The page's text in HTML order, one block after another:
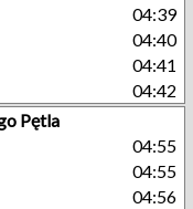
04:39
04:40
04:41
04:42
Pętla
04:55
04:55
04:56